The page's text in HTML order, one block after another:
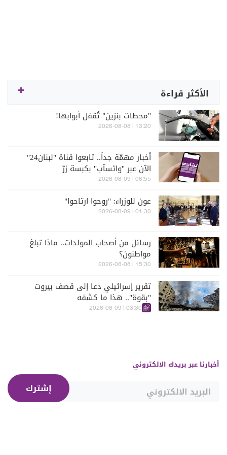
الأكثر قراءة
"محطات بنزين" تُقفل أبوابها!
13:20 | 2026-08-08
أخبار مهمّة جداً.. تابعوا قناة "لبنان24"
الآن عبر "واتسآب" بكبسة زرّ
06:55 | 2026-08-09
عون للوزراء: "روحوا ارتاحوا"
01:30 | 2026-08-09
رسائل من أصحاب المولدات.. ماذا تبلغ
مواطنون؟
15:30 | 2026-08-08
تقرير إسرائيلي دعا إلى قصف بيروت
"بقوة".. هذا ما كشفه
03:30 | 2026-08-09
أخبارنا عبر بريدك الالكتروني
إشترك